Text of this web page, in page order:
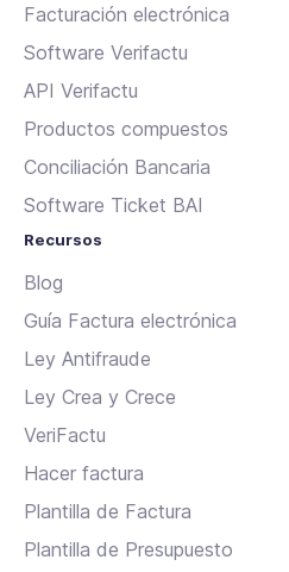
Facturación electrónica
Software Verifactu
API Verifactu
Productos compuestos
Conciliación Bancaria
Software Ticket BAI
Recursos
Blog
Guía Factura electrónica
Ley Antifraude
Ley Crea y Crece
VeriFactu
Hacer factura
Plantilla de Factura
Plantilla de Presupuesto